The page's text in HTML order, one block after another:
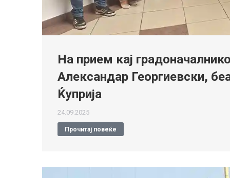
На прием кај
Александар Георгиевски,
Ќуприја
24.09.2025
Прочитај повеќе